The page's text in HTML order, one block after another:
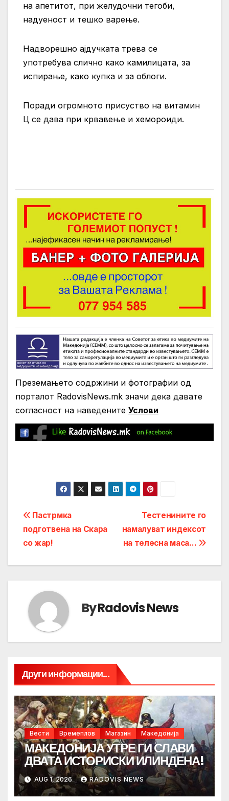
на апетитот, при желудочни тегоби,
надуеност и тешко варење.
Надворешно ајдучката трева се
употребува слично како камилицата, за
испирање, како купка и за облоги.
Поради огромното присуство на витамин
Ц се дава при крвавење и хемороиди.
Преземањето содржини и фотографии од
порталот RadovisNews.mk значи дека давате
согласност на нaведените Услови
Post
navigation
Тестенините го
намалуват индексот
на телесна маса…
Пастрмка
подготвена на Скара
со жар!
ByRadovis News
Други информации...
Вести Времеплов Магазин Македонија
МАКЕДОНИЈА УТРЕ ГИ СЛАВИ
ДВАТА ИСТОРИСКИ ИЛИНДЕНА!
AUG 1, 2026 RADOVIS NEWS